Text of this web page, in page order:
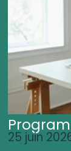
25 juin